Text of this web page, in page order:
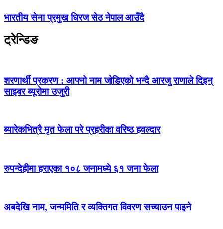
भारतीय सेना प्रमुख धिरज सेठ नेपाल आउँदै
ट्रेन्डिङ
शरणार्थी प्रकरण : आफ्नो नाम जोडिएको भन्दै आरजु राणाले दिइन्
साइबर ब्यूरोमा उजुरी
ब्यारेकभित्रै मृत फेला परे प्रहरीका वरिष्ठ हवल्दार
रुपन्देहीमा हराएका १०८ जनामध्ये ६१ जना फेला
अबदेखि नाम, जन्ममिति र व्यक्तिगत विवरण सच्याउन पाइने